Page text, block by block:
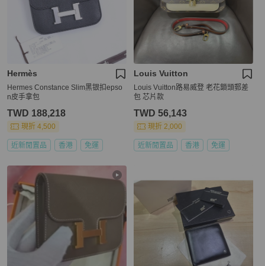
Hermès
Hermes Constance Slim黑银扣epso
n皮手拿包
TWD 188,218
現折 4,500
近新閒置品 香港 免運
Louis Vuitton
Louis Vuitton路易威登 老花鎖頭郵差
包 芯片款
TWD 56,143
現折 2,000
近新閒置品 香港 免運